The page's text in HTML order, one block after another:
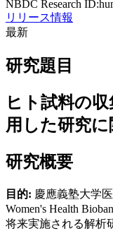
NBDC Research ID:
リリース情報
最新
研究題目
ヒト試料の
用した研究
研究概要
目的: 慶應義塾大学
Women's Health
将来実施される解析